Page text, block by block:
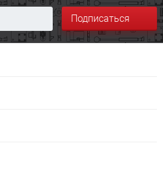
Подписаться